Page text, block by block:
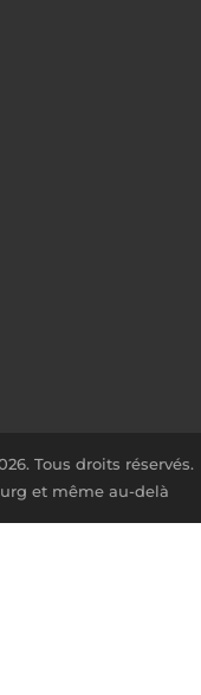
Tous droits réservés.
et même au-delà